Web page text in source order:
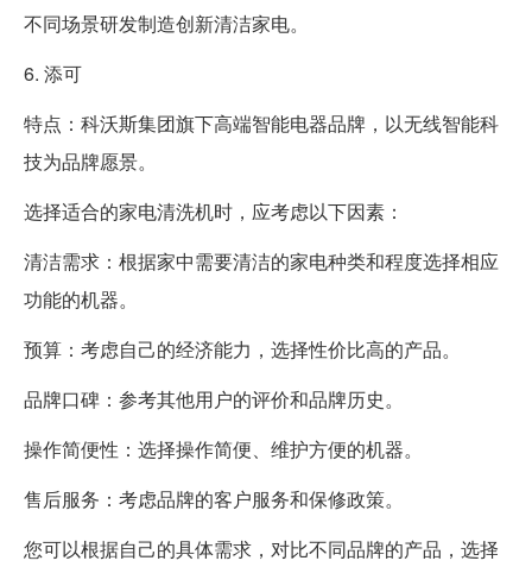
不同场景研发制造创新清洁家电。
6. 添可
特点：科沃斯集团旗下高端智能电器品牌，以无线智能科
技为品牌愿景。
选择适合的家电清洗机时，应考虑以下因素：
清洁需求：根据家中需要清洁的家电种类和程度选择相应
功能的机器。
预算：考虑自己的经济能力，选择性价比高的产品。
品牌口碑：参考其他用户的评价和品牌历史。
操作简便性：选择操作简便、维护方便的机器。
售后服务：考虑品牌的客户服务和保修政策。
您可以根据自己的具体需求，对比不同品牌的产品，选择